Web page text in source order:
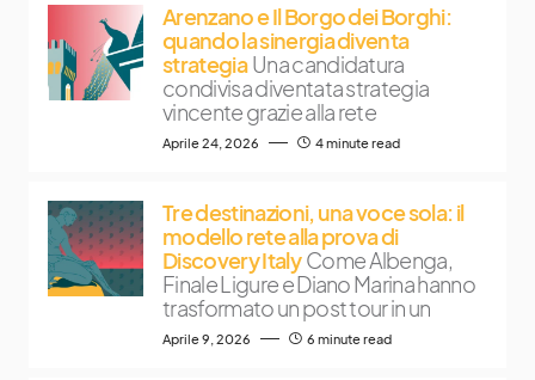
Arenzano e Il Borgo dei Borghi:
quando la sinergia diventa
strategia Una candidatura
condivisa diventata strategia
vincente grazie alla rete
Aprile 24, 2026 4 minute read
Tre destinazioni, una voce sola: il
modello rete alla prova di
Discovery Italy Come Albenga,
Finale Ligure e Diano Marina hanno
trasformato un post tour in un
Aprile 9, 2026 6 minute read